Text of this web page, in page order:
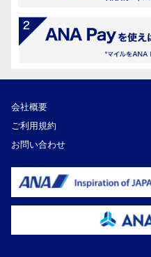
会社概要
ご利用規約
お問い合わせ